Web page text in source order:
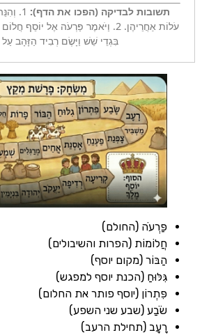
לבדיקה (הפכו את הדף):
1. וְהִנֵּה שֶׁבַע
בִּגְדֵי שֵׁשׁ וַיָּשֶׂם רְבִיד הַזָּהָב עַל צַוָּארוֹ.
(החולם)
(הפרות והשיבולים)
(מקום יוסף)
(הכנת יוסף למפגש)
(יוסף פותר את החלום)
(שבע שני השפע)
(תחילת הרעב)